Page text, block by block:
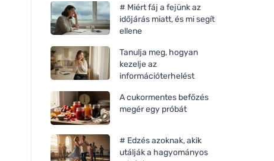
# Miért fáj a fejünk az
időjárás miatt, és mi segít
ellene
Tanulja meg, hogyan
kezelje az
információterhelést
A cukormentes befőzés
megér egy próbát
# Edzés azoknak, akik
utálják a hagyományos